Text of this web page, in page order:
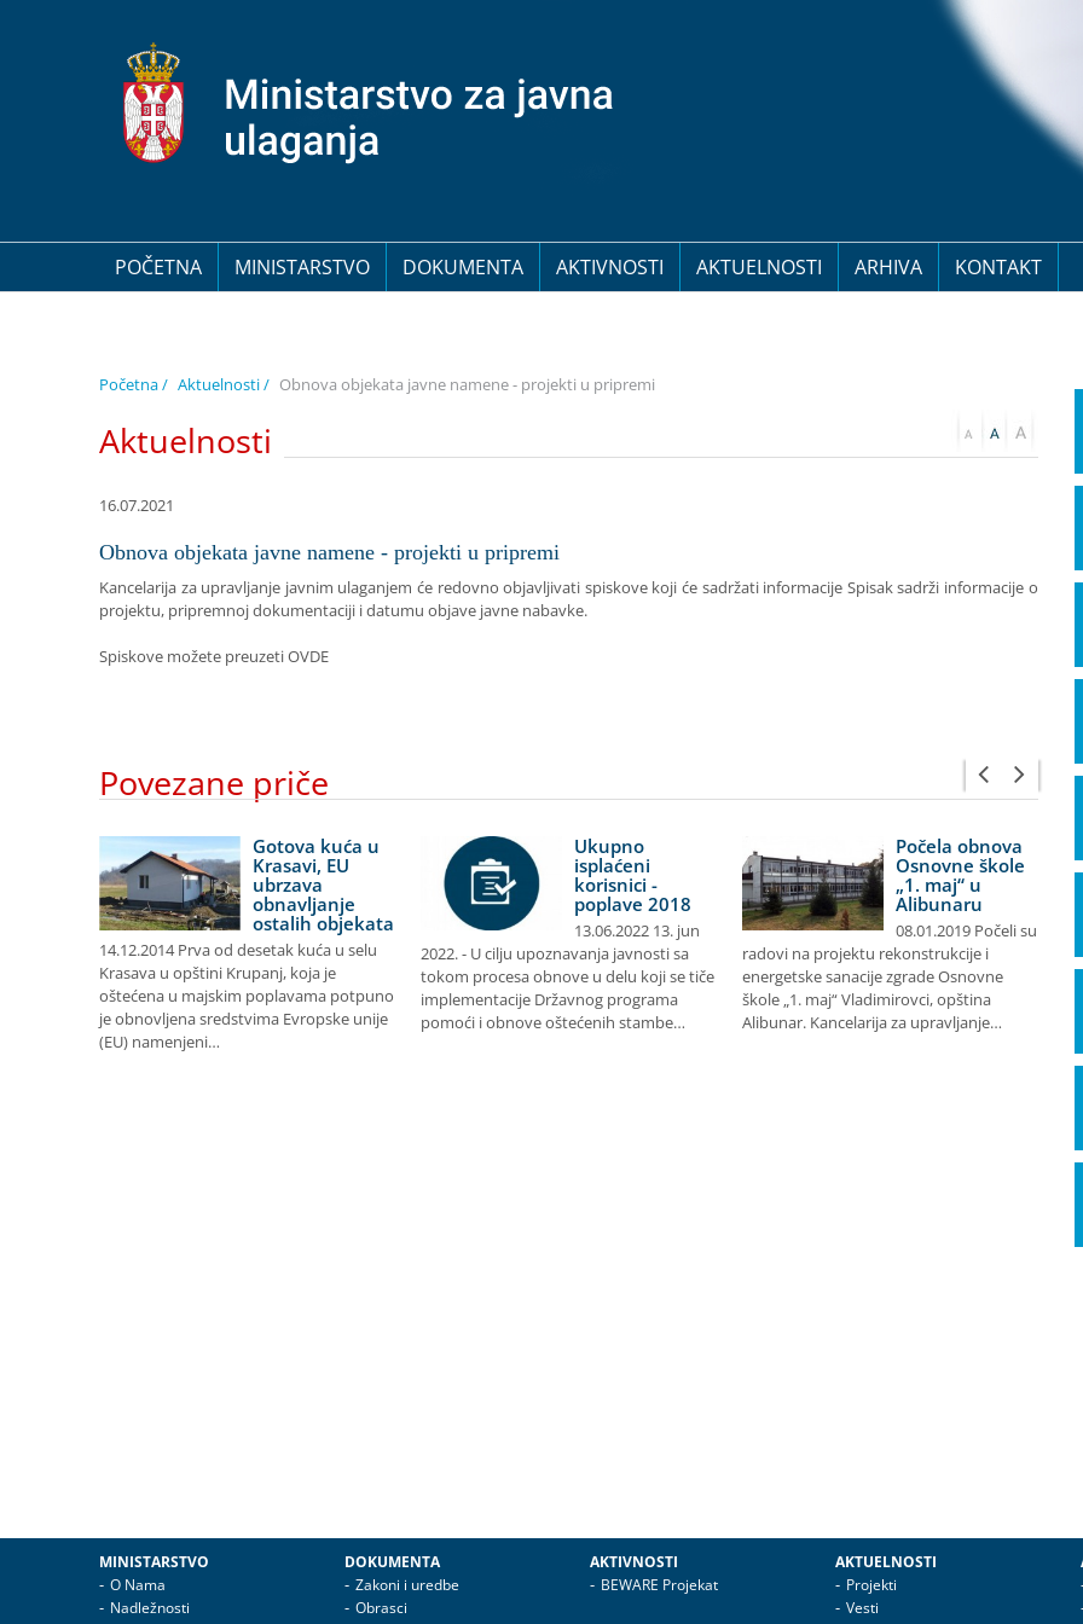
POČETNA MINISTARSTVO DOKUMENTA AKTIVNOSTI AKTUELNOSTI ARHIVA KONTAKT
Početna / Aktuelnosti / Obnova objekata javne namene - projekti u pripremi
Aktuelnosti
16.07.2021
Obnova objekata javne namene - projekti u pripremi
Kancelarija za upravljanje javnim ulaganjem će redovno objavljivati spiskove koji će sadržati informacije Spisak sadrži informacije o
projektu, pripremnoj dokumentaciji i datumu objave javne nabavke.
Spiskove možete preuzetiOVDE
Povezane priče
Gotova kuća u
Krasavi, EU
ubrzava
obnavljanje
ostalih objekata
14.12.2014 Prva od desetak kuća u selu
Krasava u opštini Krupanj, koja je
oštećena u majskim poplavama potpuno
je obnovljena sredstvima Evropske unije
(EU) namenjeni…
Ukupno
isplaćeni
korisnici -
poplave 2018
13.06.2022 13. jun
2022. - U cilju upoznavanja javnosti sa
tokom procesa obnove u delu koji se tiče
implementacije Državnog programa
pomoći i obnove oštećenih stambe…
Počela obnova
Osnovne škole
„1. maj“ u
Alibunaru
08.01.2019 Počeli su
radovi na projektu rekonstrukcije i
energetske sanacije zgrade Osnovne
škole „1. maj“ Vladimirovci, opština
Alibunar. Kancelarija za upravljanje…
MINISTARSTVO
O Nama
Nadležnosti
DOKUMENTA
Zakoni i uredbe
Obrasci
AKTIVNOSTI
BEWARE Projekat
AKTUELNOSTI
Projekti
Vesti